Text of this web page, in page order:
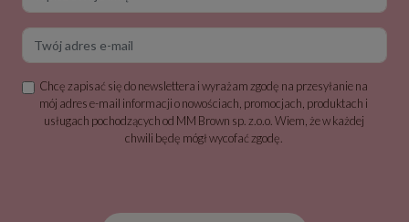
Chcę zapisać się do newslettera i wyrażam zgodę na przesyłanie na
mój adres e-mail informacji o nowościach, promocjach, produktach i
usługach pochodzących od MM Brown sp. z.o.o. Wiem, że w każdej
chwili będę mógł wycofać zgodę.